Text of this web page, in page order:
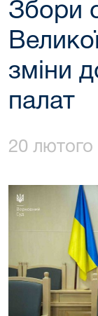
Збори
зміни
палат
20 лютого